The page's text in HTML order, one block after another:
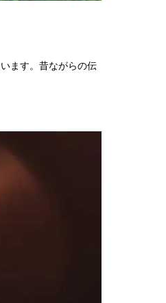
ます。昔ながらの伝